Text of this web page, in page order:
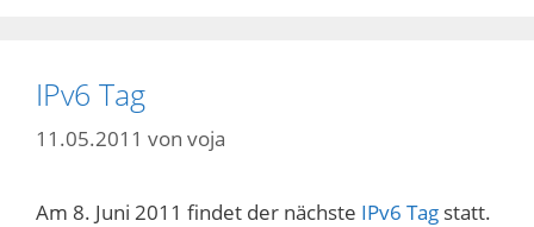
IPv6 Tag
11.05.2011 von voja
Am 8. Juni 2011 findet der nächste IPv6 Tag statt.